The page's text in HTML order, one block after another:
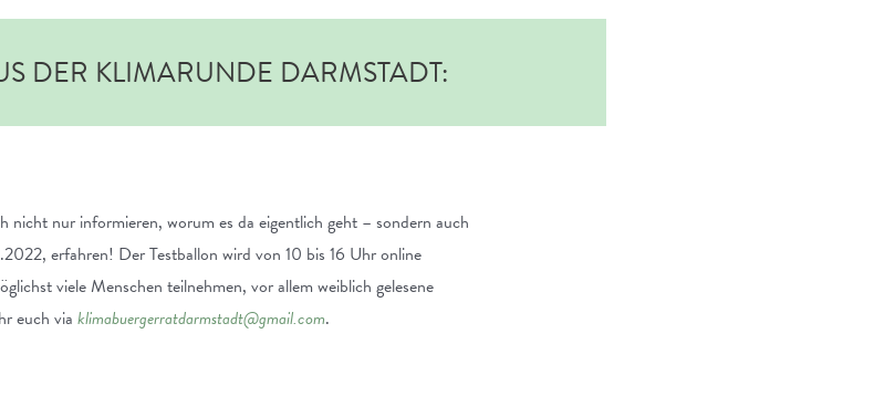
DER KLIMARUNDE DARMSTADT:
nicht nur informieren, worum es da eigentlich geht – sondern auch
erfahren! Der Testballon wird von 10 bis 16 Uhr online
viele Menschen teilnehmen, vor allem weiblich gelesene
euch via klimabuergerratdarmstadt@gmail.com.